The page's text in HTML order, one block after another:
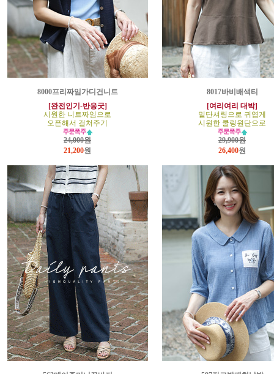
8000프리짜임가디건니트
[완전인기-반응굿]
시원한 니트짜임으로
오픈해서 걸쳐주기
24,000원
21,200원
8017바비배색티
[여리여리 대박]
밑단셔링으로 귀엽게
시원한 쿨링원단으로
29,900원
26,400원